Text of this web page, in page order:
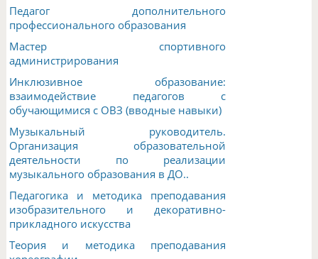
Педагог дополнительного
профессионального образования
Мастер спортивного
администрирования
Инклюзивное образование:
взаимодействие педагогов с
обучающимися с ОВЗ (вводные навыки)
Музыкальный руководитель.
Организация образовательной
деятельности по реализации
музыкального образования в ДО..
Педагогика и методика преподавания
изобразительного и декоративно-
прикладного искусства
Теория и методика преподавания